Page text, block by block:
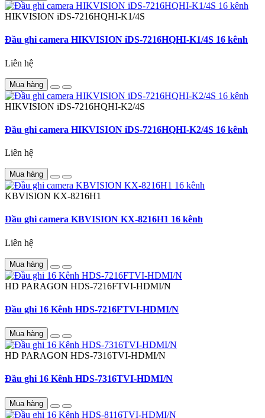
HIKVISION iDS-7216HQHI-K1/4S
Đầu ghi camera HIKVISION iDS-7216HQHI-K1/4S 16 kênh
Liên hệ
Mua hàng
HIKVISION iDS-7216HQHI-K2/4S
Đầu ghi camera HIKVISION iDS-7216HQHI-K2/4S 16 kênh
Liên hệ
Mua hàng
KBVISION KX-8216H1
Đầu ghi camera KBVISION KX-8216H1 16 kênh
Liên hệ
Mua hàng
HD PARAGON HDS-7216FTVI-HDMI/N
Đầu ghi 16 Kênh HDS-7216FTVI-HDMI/N
Mua hàng
HD PARAGON HDS-7316TVI-HDMI/N
Đầu ghi 16 Kênh HDS-7316TVI-HDMI/N
Mua hàng